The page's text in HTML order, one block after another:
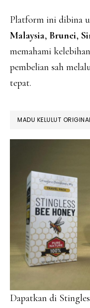
Platform ini dibina
Malaysia, Brunei,
memahami
pembelian sah
tepat.
MADU KELULUT
Dapatkan di